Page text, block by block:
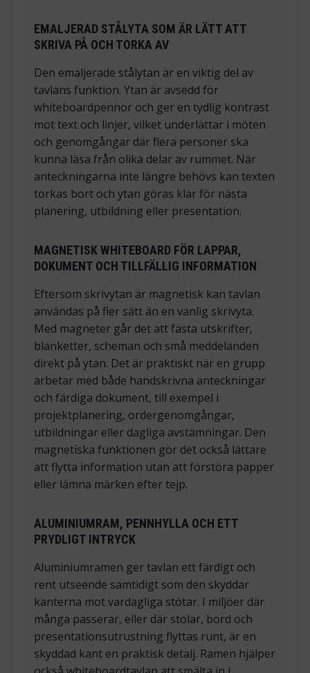
EMALJERAD STÅLYTA SOM ÄR LÄTT ATT
SKRIVA PÅ OCH TORKA AV
Den emaljerade stålytan är en viktig del av
tavlans funktion. Ytan är avsedd för
whiteboardpennor och ger en tydlig kontrast
mot text och linjer, vilket underlättar i möten
och genomgångar där flera personer ska
kunna läsa från olika delar av rummet. När
anteckningarna inte längre behövs kan texten
torkas bort och ytan göras klar för nästa
planering, utbildning eller presentation.
MAGNETISK WHITEBOARD FÖR LAPPAR,
DOKUMENT OCH TILLFÄLLIG INFORMATION
Eftersom skrivytan är magnetisk kan tavlan
användas på fler sätt än en vanlig skrivyta.
Med magneter går det att fästa utskrifter,
blanketter, scheman och små meddelanden
direkt på ytan. Det är praktiskt när en grupp
arbetar med både handskrivna anteckningar
och färdiga dokument, till exempel i
projektplanering, ordergenomgångar,
utbildningar eller dagliga avstämningar. Den
magnetiska funktionen gör det också lättare
att flytta information utan att förstöra papper
eller lämna märken efter tejp.
ALUMINIUMRAM, PENNHYLLA OCH ETT
PRYDLIGT INTRYCK
Aluminiumramen ger tavlan ett färdigt och
rent utseende samtidigt som den skyddar
kanterna mot vardagliga stötar. I miljöer där
många passerar, eller där stolar, bord och
presentationsutrustning flyttas runt, är en
skyddad kant en praktisk detalj. Ramen hjälper